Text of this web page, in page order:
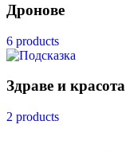
Дронове
6 products
Здраве и красота
2 products